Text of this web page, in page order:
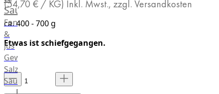
Saucen
Fonds
&
Jus
Gewürze
Salz
Saucen
(54,70 € / KG) Inkl. Mwst., zzgl. Versandkosten
ca. 400 - 700 g
Etwas ist schiefgegangen.